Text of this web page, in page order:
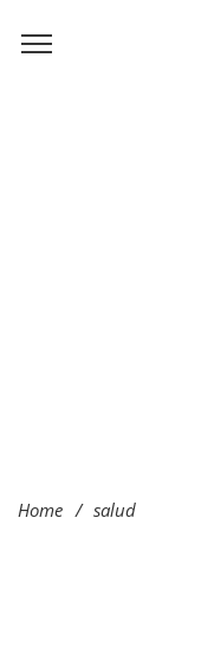
Home / salud